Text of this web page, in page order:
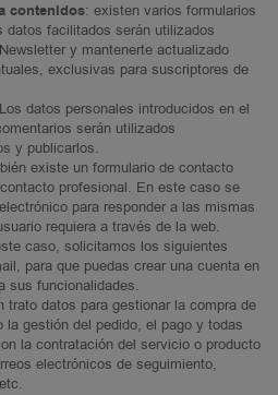
contenidos: existen varios formularios
facilitados serán utilizados
y mantenerte actualizado
exclusivas para suscriptores de
datos personales introducidos en el
serán utilizados
y publicarlos.
existe un formulario de contacto
profesional. En este caso se
para responder a las mismas
requiera a través de la web.
caso, solicitamos los siguientes
para que puedas crear una cuenta en
sus funcionalidades.
trato datos para gestionar la compra de
gestión del pedido, el pago y todas
la contratación del servicio o producto
electrónicos de seguimiento,